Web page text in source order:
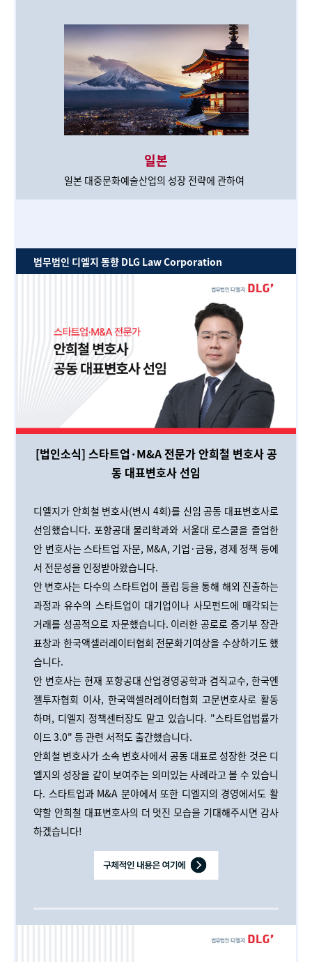
일본
일본 대중문화예술산업의 성장 전략에 관하여
법무법인 디엘지 동향 DLG Law Corporation
[법인소식] 스타트업·M&A 전문가 안희철 변호사 공
동 대표변호사 선임
디엘지가 안희철 변호사(변시 4회)를 신임 공동 대표변호사로
선임했습니다. 포항공대 물리학과와 서울대 로스쿨을 졸업한
안 변호사는 스타트업 자문, M&A, 기업·금융, 경제 정책 등에
서 전문성을 인정받아왔습니다.
안 변호사는 다수의 스타트업이 플립 등을 통해 해외 진출하는
과정과 유수의 스타트업이 대기업이나 사모펀드에 매각되는
거래를 성공적으로 자문했습니다. 이러한 공로로 중기부 장관
표창과 한국액셀러레이터협회 전문화기여상을 수상하기도 했
습니다.
안 변호사는 현재 포항공대 산업경영공학과 겸직교수, 한국엔
젤투자협회 이사, 한국액셀러레이터협회 고문변호사로 활동
하며, 디엘지 정책센터장도 맡고 있습니다. "스타트업법률가
이드 3.0" 등 관련 서적도 출간했습니다.
안희철 변호사가 소속 변호사에서 공동 대표로 성장한 것은 디
엘지의 성장을 같이 보여주는 의미있는 사례라고 볼 수 있습니
다. 스타트업과 M&A 분야에서 또한 디엘지의 경영에서도 활
약할 안희철 대표변호사의 더 멋진 모습을 기대해주시면 감사
하겠습니다!